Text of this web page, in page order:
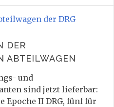
DER
ABTEILWAGEN
und
sind jetzt lieferbar:
Epoche II DRG, fünf für